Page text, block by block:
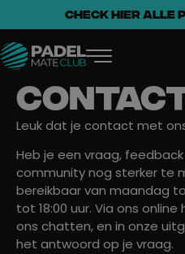
CHECK HIER ALLE
Leuk dat je contact met
Heb je een vraag,
community nog sterker te
bereikbaar van maandag
tot 18:00 uur. Via ons
ons chatten, en in onze
het antwoord op je vraag.